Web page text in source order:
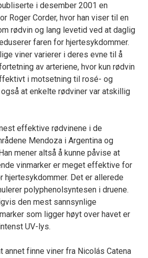
i desember 2001 en
Roger Corder, hvor han viser til en
rødvin og lang levetid ved at daglig
faren for hjertesykdommer.
viner varierer i deres evne til å
av arteriene, hvor kun rødvin
i motsetning til rosé- og
at enkelte rødviner var atskillig
effektive rødvinene i de
Mendoza i Argentina og
mener altså å kunne påvise at
vinmarker er meget effektive for
hjertesykdommer. Det er allerede
polyphenolsyntesen i druene.
den mest sannsynlige
som ligger høyt over havet er
UV-lys.
annet finne viner fra Nicolás Catena